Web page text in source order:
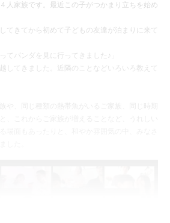
人家族です。最近この子がつかまり立ちを始め
てきてから初めて子どもの友達が泊まりに来て
てパンダを見に行ってきました♪」
してきました。近隣のことなどいろいろ教えて